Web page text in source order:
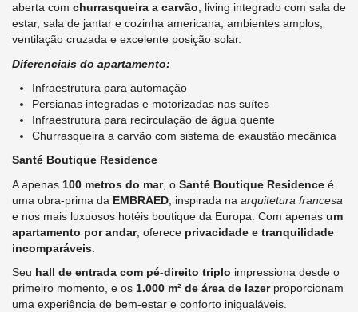
aberta com churrasqueira a carvão, living integrado com sala de
estar, sala de jantar e cozinha americana, ambientes amplos,
ventilação cruzada e excelente posição solar.
Diferenciais do apartamento:
Infraestrutura para automação
Persianas integradas e motorizadas nas suítes
Infraestrutura para recirculação de água quente
Churrasqueira a carvão com sistema de exaustão mecânica
Santé Boutique Residence
A apenas 100 metros do mar, o Santé Boutique Residence é
uma obra-prima da EMBRAED , inspirada na arquitetura francesa
e nos mais luxuosos hotéis boutique da Europa. Com apenas um
apartamento por andar, oferece privacidade e tranquilidade
incomparáveis
Seu hall de entrada com pé-direito triplo impressiona desde o
primeiro momento, e os 1.000 m² de área de lazerproporcionam
uma experiência de bem-estar e conforto inigualáveis.